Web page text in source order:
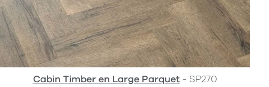
Cabin Timber en Large Parquet- SP270